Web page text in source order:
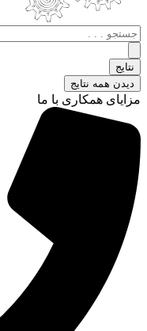
جستجو
.
.
.
نتایج
دیدن همه نتایج
مزایای همکاری با ما